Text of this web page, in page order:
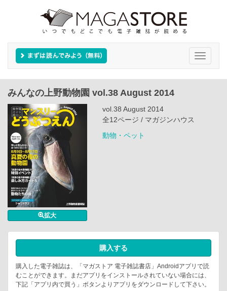
Toggle
みんなの上野動物園 vol.38 August 2014
拡大
vol.38 August 2014
全12ページ / マガジンハウス
動物・ペット
購入する
購入した電子雑誌は、「マガストア 電子雑誌書店」Androidアプリで読
むことができます。まだアプリをインストールされていない場合には、
下記「アプリ内で買う」ボタンよりアプリをダウンロードして下さい。